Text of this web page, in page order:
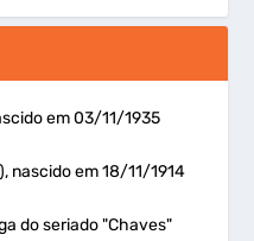
em 03/11/1935
nascido em 18/11/1914
do seriado "Chaves"